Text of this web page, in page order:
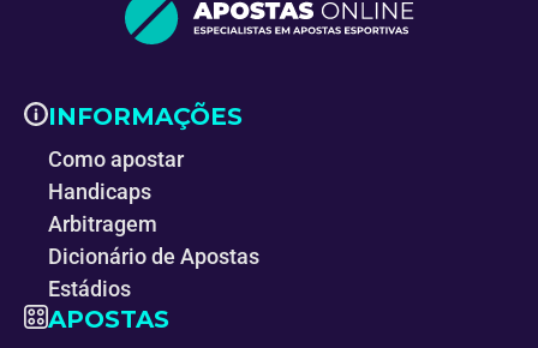
INFORMAÇÕES
Como apostar
Handicaps
Arbitragem
Dicionário de Apostas
Estádios
APOSTAS